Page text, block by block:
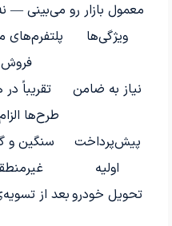
معمول بازار رو می‌بینی —
ویژگی‌ها
پلتفرم‌های
فروش
نیاز به ضامن
تقریباً
طرح‌ها
پیش‌پرداخت
اولیه
سنگین و
تحویل خودروبعد از